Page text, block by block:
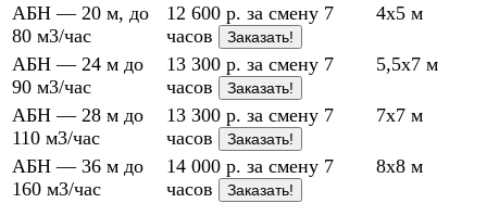
АБН — 20 м, до
80 м3/час
12 600 р. за смену 7
часов
Заказать!
4х5 м
АБН — 24 м до
90 м3/час
13 300 р. за смену 7
часов
Заказать!
5,5х7 м
АБН — 28 м до
110 м3/час
13 300 р. за смену 7
часов
Заказать!
7х7 м
АБН — 36 м до
160 м3/час
14 000 р. за смену 7
часов
Заказать!
8х8 м